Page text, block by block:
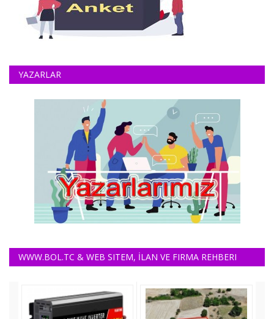
YAZARLAR
WWW.BOL.TC & WEB SITEM, İLAN VE FIRMA REHBERI